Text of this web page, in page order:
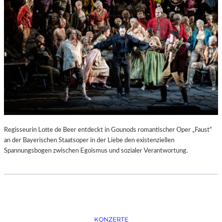
–
K
Ü
N
S
T
L
E
R
,
T
M
Regisseurin Lotte de Beer entdeckt in Gounods romantischer Oper „Faust“
an der Bayerischen Staatsoper in der Liebe den existenziellen
Spannungsbogen zwischen Egoismus und sozialer Verantwortung.
KONZERTE